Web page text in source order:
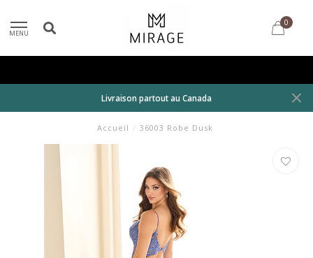
MENU
0
Livraison partout au Canada
Accueil / 36003 Robe Dusk